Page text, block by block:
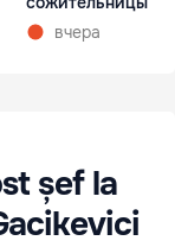
вчера
șef la